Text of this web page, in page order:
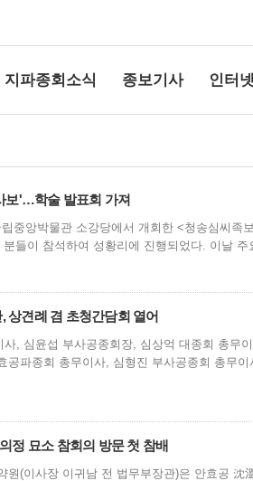
지파종회소식 종보기사 인터
상단여백
보'…학술 발표회 가져
중앙박물관 소강당에서 개회한 <청송심씨족
들이 참석하여 성황리에 진행되었다. 이날
상견례 겸 초청간담회 열어
, 심윤섭 부사공종회장, 심상억 대종회 총무
공파종회 총무이사, 심형진 부사공종회 총무이
정 묘소 참회의 방문 첫 참배
원(이사장 이귀남 전 법무부장관)은 안효공 沈